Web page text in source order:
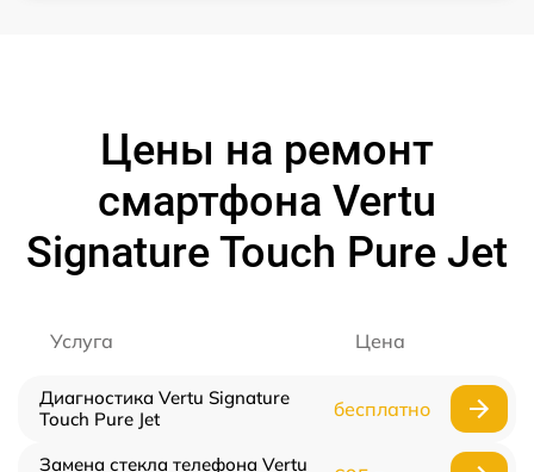
Цены на ремонт
смартфона Vertu
Signature Touch Pure Jet
Услуга Цена
Диагностика Vertu Signature
Touch Pure Jet
бесплатно
Замена стекла телефона Vertu